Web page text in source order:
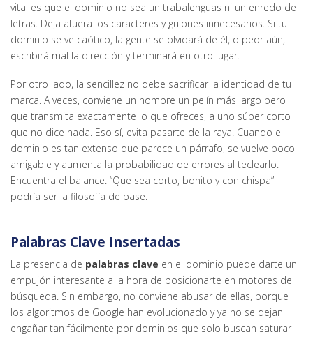
vital es que el dominio no sea un trabalenguas ni un enredo de
letras. Deja afuera los caracteres y guiones innecesarios. Si tu
dominio se ve caótico, la gente se olvidará de él, o peor aún,
escribirá mal la dirección y terminará en otro lugar.
Por otro lado, la sencillez no debe sacrificar la identidad de tu
marca. A veces, conviene un nombre un pelín más largo pero
que transmita exactamente lo que ofreces, a uno súper corto
que no dice nada. Eso sí, evita pasarte de la raya. Cuando el
dominio es tan extenso que parece un párrafo, se vuelve poco
amigable y aumenta la probabilidad de errores al teclearlo.
Encuentra el balance. “Que sea corto, bonito y con chispa”
podría ser la filosofía de base.
Palabras Clave Insertadas
La presencia de palabras clave en el dominio puede darte un
empujón interesante a la hora de posicionarte en motores de
búsqueda. Sin embargo, no conviene abusar de ellas, porque
los algoritmos de Google han evolucionado y ya no se dejan
engañar tan fácilmente por dominios que solo buscan saturar